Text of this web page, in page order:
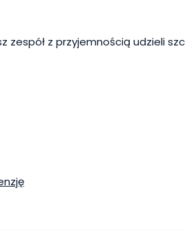
z przyjemnością udzieli